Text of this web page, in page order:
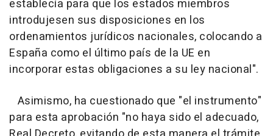
establecía para que los estados miembros
introdujesen sus disposiciones en los
ordenamientos jurídicos nacionales, colocando a
España como el último país de la UE en
incorporar estas obligaciones a su ley nacional".
Asimismo, ha cuestionado que "el instrumento"
para esta aprobación "no haya sido el adecuado,